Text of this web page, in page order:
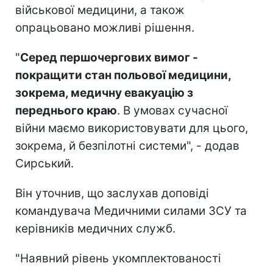
військової медицини, а також
опрацьовано можливі рішення.
"Серед першочергових вимог -
покращити стан польової медицини,
зокрема, медичну евакуацію з
переднього краю. В умовах сучасної
війни маємо використовувати для цього,
зокрема, й безпілотні системи", - додав
Сирський.
Він уточнив, що заслухав доповіді
командувача Медичними силами ЗСУ та
керівників медичних служб.
"Наявний рівень укомплектованості